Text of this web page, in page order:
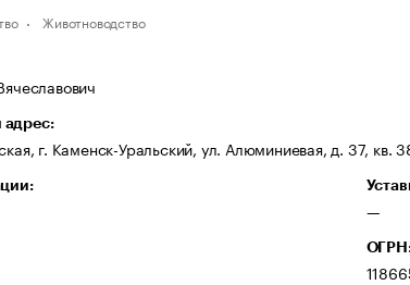
Животноводство
г. Каменск-Уральский, ул. Алюминиевая, д. 37, кв.
—